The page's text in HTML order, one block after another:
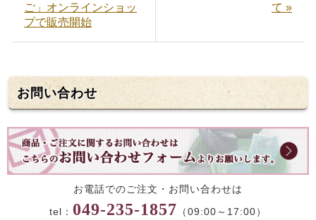
ご」オンラインショッ
プで販売開始
て »
お問い合わせ
お電話でのご注文・お問い合わせは
tel： 049-235-1857 （09:00～17:00）